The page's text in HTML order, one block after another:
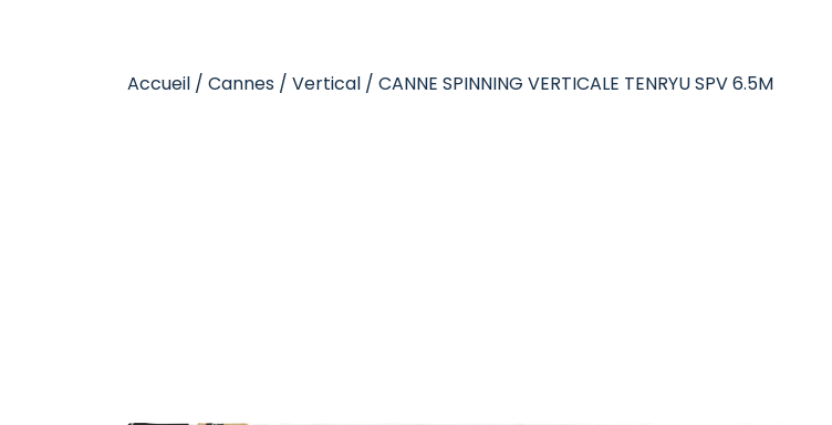
Accueil / Cannes / Vertical / CANNE SPINNING VERTICALE TENRYU SPV 6.5M